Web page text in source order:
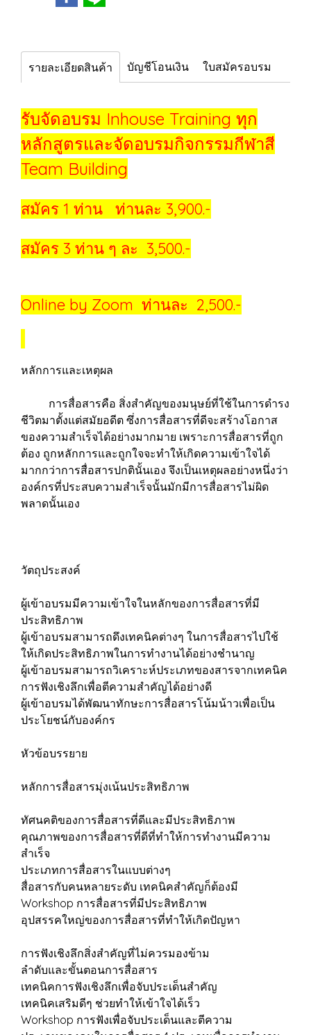
รายละเอียดสินค้า บัญชีโอนเงิน ใบสมัครอบรม
รับจัดอบรม Inhouse Training ทุก
หลักสูตรและจัดอบรมกิจกรรมกีฬาสี
Team Building
สมัคร 1 ท่าน ท่านละ 3,900.-
สมัคร 3 ท่าน ๆ ละ 3,500.-
Online by Zoom ท่านละ 2,500.-
หลักการและเหตุผล
การสื่อสารคือ สิ่งสำคัญของมนุษย์ที่ใช้ในการดำรง
ชีวิตมาตั้งแต่สมัยอดีต ซึ่งการสื่อสารที่ดีจะสร้างโอกาส
ของความสำเร็จได้อย่างมากมาย เพราะการสื่อสารที่ถูก
ต้อง ถูกหลักการและถูกใจจะทำให้เกิดความเข้าใจได้
มากกว่าการสื่อสารปกตินั้นเอง จึงเป็นเหตุผลอย่างหนึ่งว่า
องค์กรที่ประสบความสำเร็จนั้นมักมีการสื่อสารไม่ผิด
พลาดนั้นเอง
วัตถุประสงค์
ผู้เข้าอบรมมีความเข้าใจในหลักของการสื่อสารที่มี
ประสิทธิภาพ
ผู้เข้าอบรมสามารถดึงเทคนิคต่างๆ ในการสื่อสารไปใช้
ให้เกิดประสิทธิภาพในการทำงานได้อย่างชำนาญ
ผู้เข้าอบรมสามารถวิเคราะห์ประเภทของสารจากเทคนิค
การฟังเชิงลึกเพื่อตีความสำคัญได้อย่างดี
ผู้เข้าอบรมได้พัฒนาทักษะการสื่อสารโน้มน้าวเพื่อเป็น
ประโยชน์กับองค์กร
หัวข้อบรรยาย
หลักการสื่อสารมุ่งเน้นประสิทธิภาพ
ทัศนคติของการสื่อสารที่ดีและมีประสิทธิภาพ
คุณภาพของการสื่อสารที่ดีที่ทำให้การทำงานมีความ
สำเร็จ
ประเภทการสื่อสารในแบบต่างๆ
สื่อสารกับคนหลายระดับ เทคนิคสำคัญก็ต้องมี
Workshop การสื่อสารที่มีประสิทธิภาพ
อุปสรรคใหญ่ของการสื่อสารที่ทำให้เกิดปัญหา
การฟังเชิงลึกสิ่งสำคัญที่ไม่ควรมองข้าม
ลำดับและขั้นตอนการสื่อสาร
เทคนิคการฟังเชิงลึกเพื่อจับประเด็นสำคัญ
เทคนิคเสริมดีๆ ช่วยทำให้เข้าใจได้เร็ว
Workshop การฟังเพื่อจับประเด็นและตีความ